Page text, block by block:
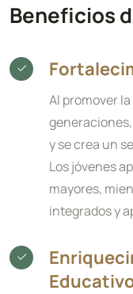
Beneficios
Al promover
y se crea un
Los jóvenes
mayores,
integrados y